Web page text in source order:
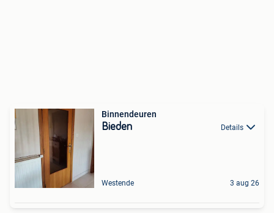
Binnendeuren
Bieden Details
Westende 3 aug 26